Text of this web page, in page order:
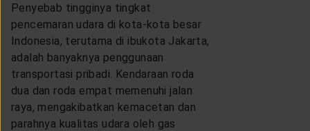
Penyebab tingginya tingkat
pencemaran udara di kota-kota besar
Indonesia, terutama di ibukota Jakarta,
adalah banyaknya penggunaan
transportasi pribadi. Kendaraan roda
dua dan roda empat memenuhi jalan
raya, mengakibatkan kemacetan dan
parahnya kualitas udara oleh gas